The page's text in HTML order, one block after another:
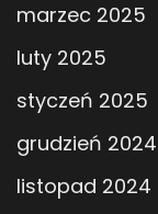
marzec 2025
luty 2025
styczeń 2025
grudzień 2024
listopad 2024